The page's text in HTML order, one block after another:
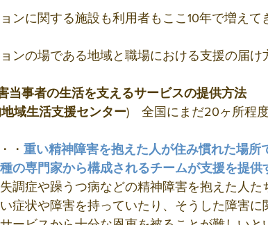
ンに関する施設も利用者もここ10年で増えて
ンの場である地域と職場における支援の届け
当事者の生活を支えるサービスの提供方法
地域生活支援センター)　全国にまだ20ヶ所程度
・ 重い精神障害を抱えた人が住み慣れた場所
の専門家から構成されるチームが支援を提供
調症や躁うつ病などの精神障害を抱えた人
症状や障害を持っていたり、そうした障害